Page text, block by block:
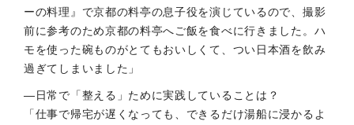
ーの料理』で京都の料亭の息子役を演じているので、撮影
前に参考のため京都の料亭へご飯を食べに行きました。ハ
モを使った碗ものがとてもおいしくて、つい日本酒を飲み
過ぎてしまいました」
―日常で「整える」ために実践していることは？
「仕事で帰宅が遅くなっても、できるだけ湯船に浸かるよ